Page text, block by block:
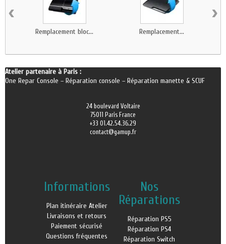
Remplacement bloc... Remplacement...
‹ ›
Atelier partenaire à Paris :
One Repar Console – Réparation console – Réparation manette & SCUF
24 boulevard Voltaire
75011 Paris France
+33 01.42.54.36.29
contact@gamup.fr
Informations
Plan itinéraire Atelier
Livraisons et retours
Paiement sécurisé
Questions fréquentes
Nos
Réparations
Réparation PS5
Réparation PS4
Réparation Switch